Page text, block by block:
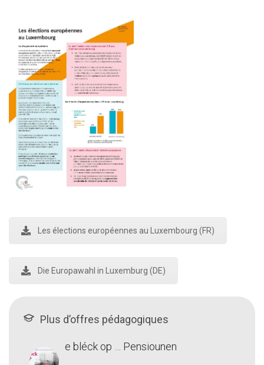
Les élections européennes au Luxembourg (FR)
Die Europawahl in Luxemburg (DE)
Plus d’offres pédagogiques
e bléck op … Pensiounen